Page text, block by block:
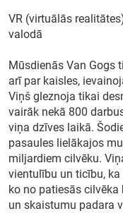
VR (virtuālās
valodā
Mūsdienās Van Gogs
arī par kaisles,
Viņš gleznoja tikai
vairāk nekā 800
viņa dzīves laikā.
pasaules lielākajos
miljardiem cilvēku.
vientulību un ticību,
ko no patiesās
un skaistumu padara